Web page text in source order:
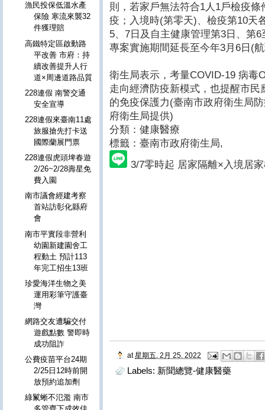
則，若家戶無法符合1人1戶檢疫
疫；入境時(第零天)、檢疫第10天
5、7日及自主健康管理第3日、第
專案實施期間延長至今年3月6日(
衛生局表示，考量COVID-19 病毒
走向經濟防疫新模式，也提醒市
的免疫保護力(臺南市政府衛生局
府衛生局提供)
分類：健康醫療
標籤：臺南市政府衛生局,
3/7零時起 居家隔離×入境居
at 星期五, 2月 25, 2022
Labels: 新聞總覽-健康醫藥
漁民投保低溫水產
保險 寒流來襲32
件獲理賠
高鐵特定區啟動路
平改善 市府：持
續改善提升人行
道×周邊道路品質
228連假 南警交通
安全宣導
228連假來臺南11處
旅服搶先打卡送
國際蘭展門票
228連假虎頭埤春遊
2/26~2/28壽星免
費入園
南市議會經建考察
首站訪彰化縣府
會
南市平實段非營利
幼園新建園舍工
程動土 預計113
年完工招生13班
珍愛海洋生物之美
運用彩筆守護臺
灣
網路交友遭騙交付
遊戲點數 警即時
成功阻詐
公費疫苗平台24期
2/25日12時前開
放預約追加劑
綠鬣蜥不氾濫 南市